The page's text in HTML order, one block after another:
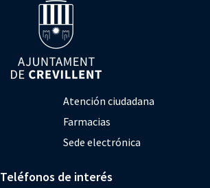
Atención ciudadana
Farmacias
Sede electrónica
Teléfonos de interés